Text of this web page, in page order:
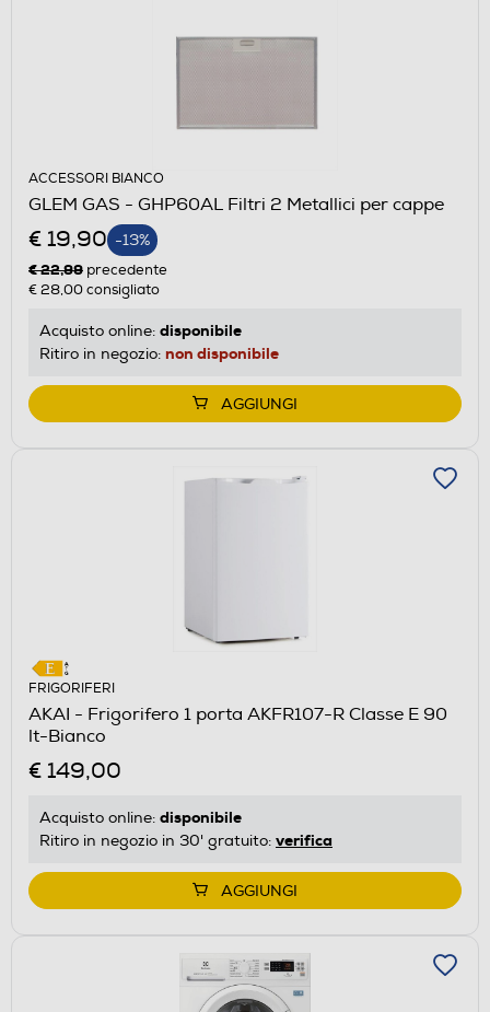
ACCESSORI BIANCO
GLEM GAS - GHP60AL Filtri 2 Metallici per cappe
€ 19,90 -13%
€ 22,99 precedente
€ 28,00consigliato
Acquisto online: disponibile
Ritiro in negozio: non disponibile
AGGIUNGI
FRIGORIFERI
AKAI - Frigorifero 1 porta AKFR107-R Classe E 90
lt-Bianco
€ 149,00
Acquisto online: disponibile
Ritiro in negozio in 30' gratuito: verifica
AGGIUNGI